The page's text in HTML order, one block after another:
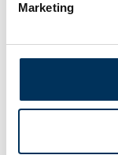
Marketing
Hersteller: